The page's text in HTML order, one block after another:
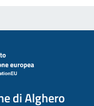
di Alghero